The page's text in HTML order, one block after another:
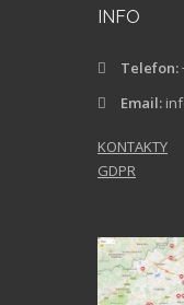
INFO
Telefon:
Email:
KONTAKTY
GDPR